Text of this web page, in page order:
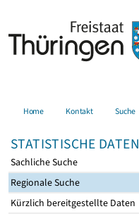
Home Kontakt Suche
STATISTISCHE DATEN
Sachliche Suche
Regionale Suche
Kürzlich bereitgestellte Daten